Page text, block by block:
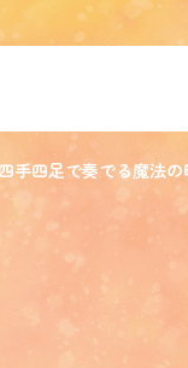
手四足で奏でる魔法